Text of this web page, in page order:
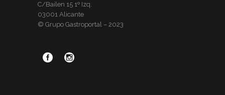
C/Bailen 15 1º Izq.
03001 Alicante
© Grupo Gastroportal – 2023